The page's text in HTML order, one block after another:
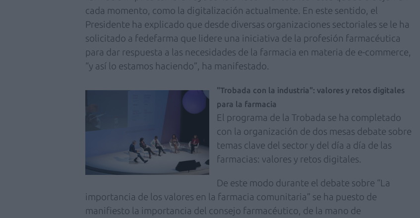
cada momento, como la digitalización actualmente. En este sentido, el
Presidente ha explicado que desde diversas organizaciones sectoriales se le ha
solicitado a fedefarma que lidere una iniciativa de la profesión farmacéutica
para dar respuesta a las necesidades de la farmacia en materia de e-commerce,
“y así lo estamos haciendo”, ha manifestado.
"Trobada con la industria": valores y retos digitales
para la farmacia
El programa de la Trobada se ha completado
con la organización de dos mesas debate sobre
temas clave del sector y del día a día de las
farmacias: valores y retos digitales.
De este modo durante el debate sobre “La
importancia de los valores en la farmacia comunitaria” se ha puesto de
manifiesto la importancia del consejo farmacéutico, de la mano de